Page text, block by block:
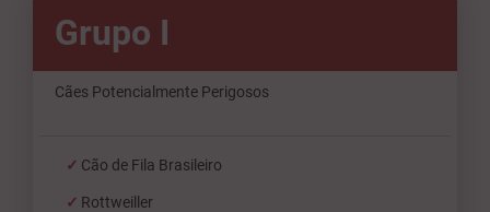
Grupo I
Cães Potencialmente Perigosos
Cão de Fila Brasileiro
Rottweiller